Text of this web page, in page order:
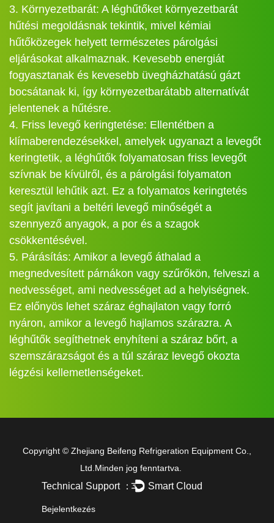
3. Környezetbarát: A léghűtőket környezetbarát
hűtési megoldásnak tekintik, mivel kémiai
hűtőközegek helyett természetes párolgási
eljárásokat alkalmaznak. Kevesebb energiát
fogyasztanak és kevesebb üvegházhatású gázt
bocsátanak ki, így környezetbarátabb alternatívát
jelentenek a hűtésre.
4. Friss levegő keringtetése: Ellentétben a
klímaberendezésekkel, amelyek ugyanazt a levegőt
keringtetik, a léghűtők folyamatosan friss levegőt
szívnak be kívülről, és a párolgási folyamaton
keresztül lehűtik azt. Ez a folyamatos keringtetés
segít javítani a beltéri levegő minőségét a
szennyező anyagok, a por és a szagok
csökkentésével.
5. Párásítás: Amikor a levegő áthalad a
megnedvesített párnákon vagy szűrőkön, felveszi a
nedvességet, ami nedvességet ad a helyiségnek.
Ez előnyös lehet száraz éghajlaton vagy forró
nyáron, amikor a levegő hajlamos szárazra. A
léghűtők segíthetnek enyhíteni a száraz bőrt, a
szemszárazságot és a túl száraz levegő okozta
légzési kellemetlenségeket.
Copyright © Zhejiang Beifeng Refrigeration Equipment Co.,
Ltd. Minden jog fenntartva.
Technical Support ： Smart Cloud
Bejelentkezés